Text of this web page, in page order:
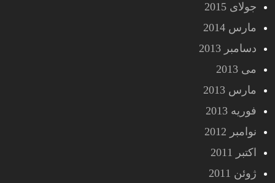
جولای 2015
مارس 2014
دسامبر 2013
می 2013
مارس 2013
فوریه 2013
نوامبر 2012
اکتبر 2011
ژوئن 2011